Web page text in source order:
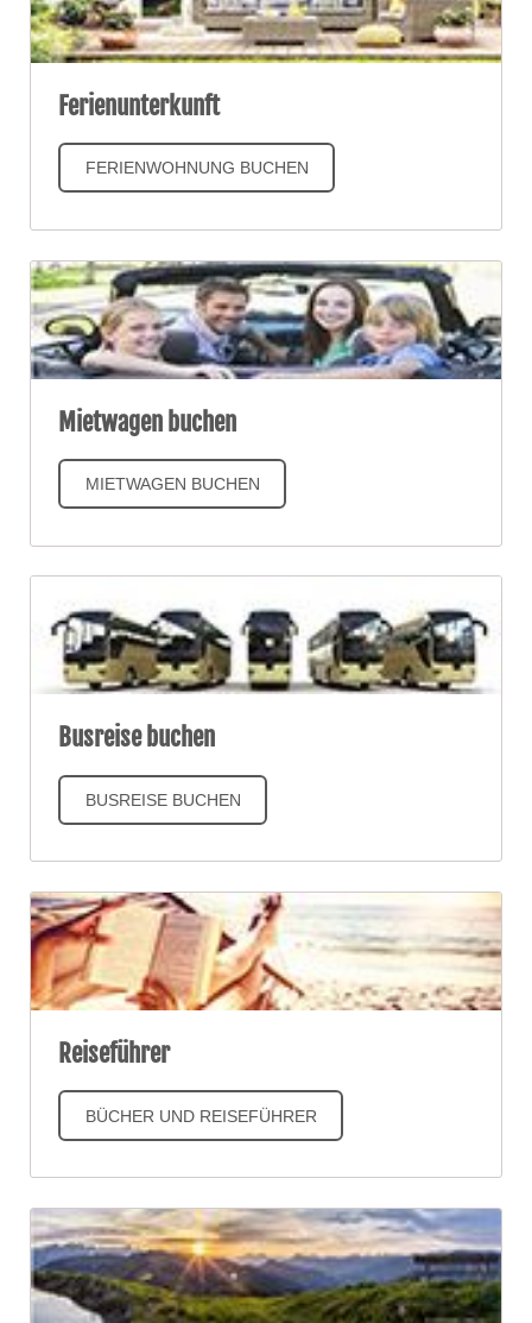
Ferienunterkunft
FERIENWOHNUNG BUCHEN
Mietwagen buchen
MIETWAGEN BUCHEN
Busreise buchen
BUSREISE BUCHEN
Reiseführer
BÜCHER UND REISEFÜHRER